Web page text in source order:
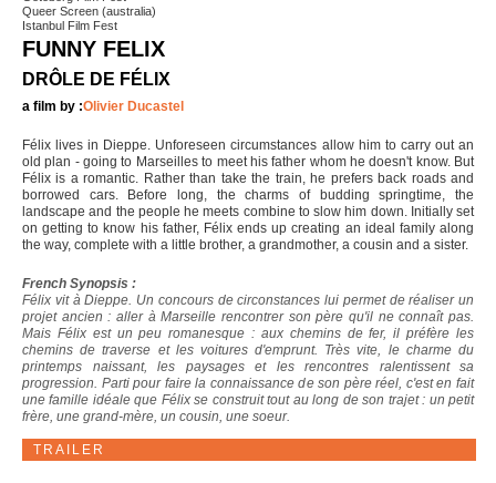
Queer Screen (australia)
Istanbul Film Fest
FUNNY FELIX
DRÔLE DE FÉLIX
a film by :Olivier Ducastel
Félix lives in Dieppe. Unforeseen circumstances allow him to carry out an
old plan - going to Marseilles to meet his father whom he doesn't know. But
Félix is a romantic. Rather than take the train, he prefers back roads and
borrowed cars. Before long, the charms of budding springtime, the
landscape and the people he meets combine to slow him down. Initially set
on getting to know his father, Félix ends up creating an ideal family along
the way, complete with a little brother, a grandmother, a cousin and a sister.
French Synopsis :
Félix vit à Dieppe. Un concours de circonstances lui permet de réaliser un
projet ancien : aller à Marseille rencontrer son père qu'il ne connaît pas.
Mais Félix est un peu romanesque : aux chemins de fer, il préfère les
chemins de traverse et les voitures d'emprunt. Très vite, le charme du
printemps naissant, les paysages et les rencontres ralentissent sa
progression. Parti pour faire la connaissance de son père réel, c'est en fait
une famille idéale que Félix se construit tout au long de son trajet : un petit
frère, une grand-mère, un cousin, une soeur.
TRAILER